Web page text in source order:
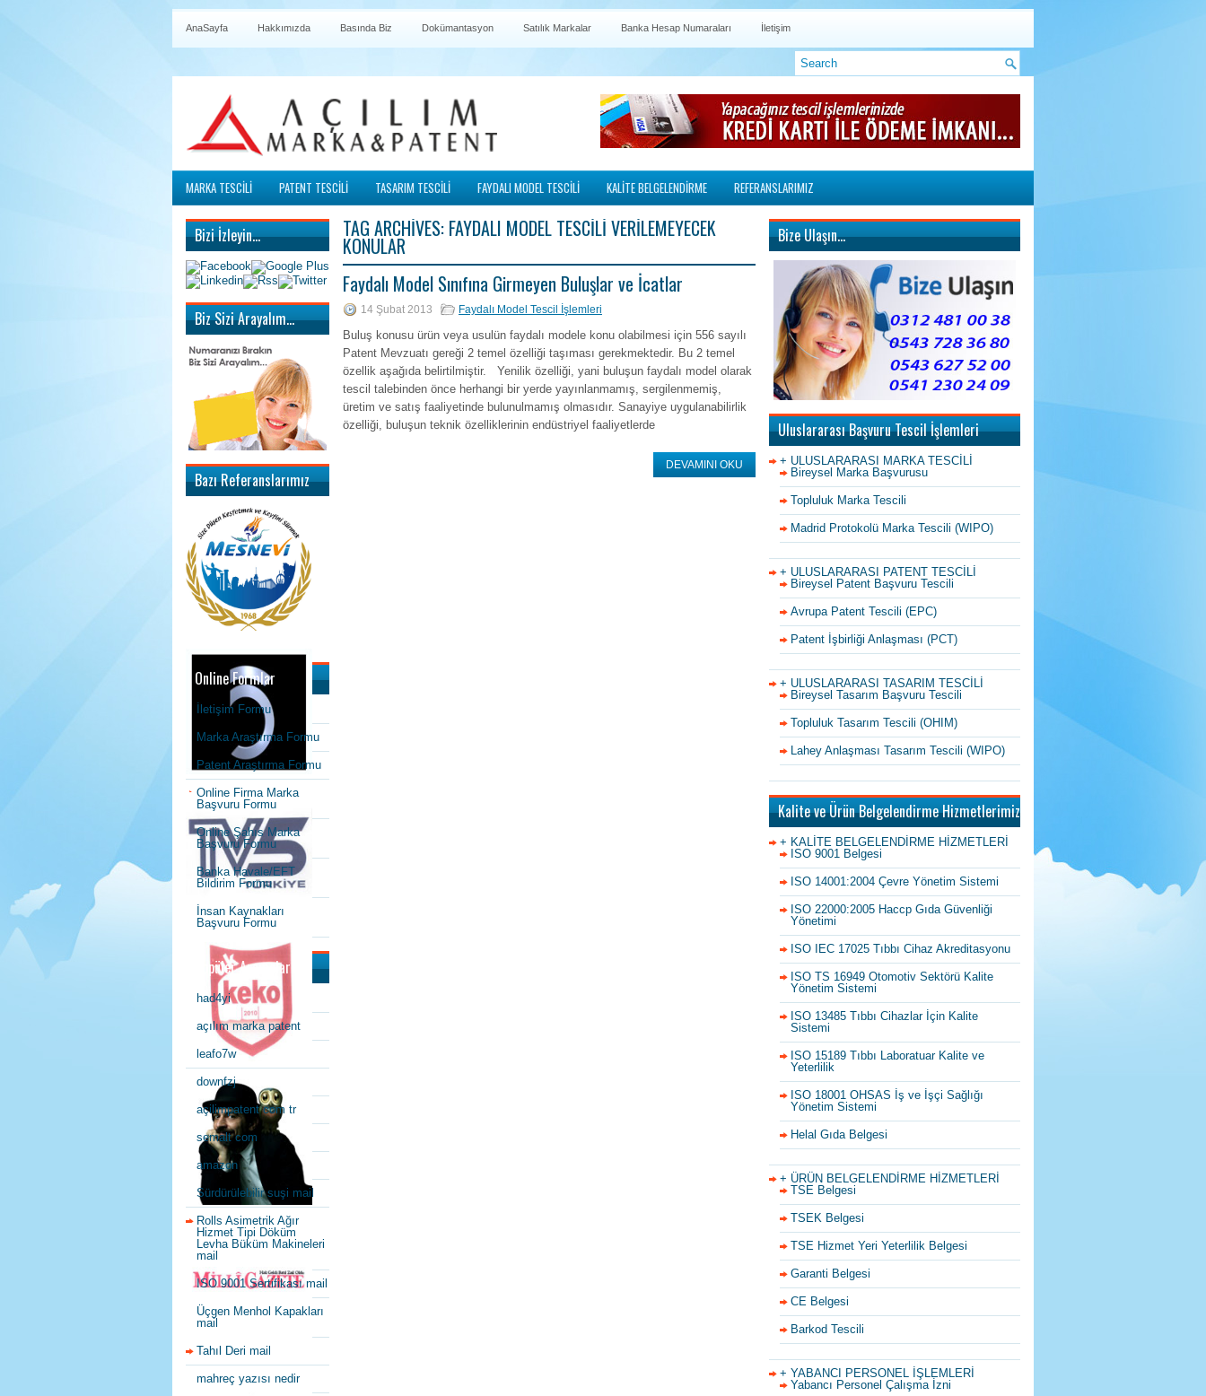
AnaSayfa Hakkımızda Basında Biz Dokümantasyon Satılık Markalar Banka Hesap Numaraları İletişim
MARKA TESCİLİ PATENT TESCİLİ TASARIM TESCİLİ FAYDALI MODEL TESCİLİ KALİTE BELGELENDİRME REFERANSLARIMIZ
TAG ARCHIVES: FAYDALI MODEL TESCILI VERILEMEYECEK
KONULAR
Faydalı Model Sınıfına Girmeyen Buluşlar ve İcatlar
14 Şubat 2013 Faydalı Model Tescil İşlemleri
Buluş konusu ürün veya usulün faydalı modele konu olabilmesi için 556 sayılı
Patent Mevzuatı gereği 2 temel özelliği taşıması gerekmektedir. Bu 2 temel
özellik aşağıda belirtilmiştir. Yenilik özelliği, yani buluşun faydalı model olarak
tescil talebinden önce herhangi bir yerde yayınlanmamış, sergilenmemiş,
üretim ve satış faaliyetinde bulunulmamış olmasıdır. Sanayiye uygulanabilirlik
özelliği, buluşun teknik özelliklerinin endüstriyel faaliyetlerde
DEVAMINI OKU
Bizi İzleyin…
Biz Sizi Arayalım…
Bazı Referanslarımız
Online Formlar
İletişim Formu
Marka Araştırma Formu
Patent Araştırma Formu
Online Firma Marka
Başvuru Formu
Online Şahıs Marka
Başvuru Formu
Banka Havale/EFT
Bildirim Formu
İnsan Kaynakları
Başvuru Formu
Popüler Aramalar
had4yi
açılım marka patent
leafo7w
downfzj
açilimpatent com tr
semalt com
amazon
Sürdürülebilir suşi mail
Rolls Asimetrik Ağır
Hizmet Tipi Döküm
Levha Büküm Makineleri
mail
ISO 9001 Sertifikası mail
Üçgen Menhol Kapakları
mail
Tahıl Deri mail
mahreç yazısı nedir
Bize Ulaşın…
Uluslararası Başvuru Tescil İşlemleri
+ ULUSLARARASI MARKA TESCİLİ
Bireysel Marka Başvurusu
Topluluk Marka Tescili
Madrid Protokolü Marka Tescili (WIPO)
+ ULUSLARARASI PATENT TESCİLİ
Bireysel Patent Başvuru Tescili
Avrupa Patent Tescili (EPC)
Patent İşbirliği Anlaşması (PCT)
+ ULUSLARARASI TASARIM TESCİLİ
Bireysel Tasarım Başvuru Tescili
Topluluk Tasarım Tescili (OHIM)
Lahey Anlaşması Tasarım Tescili (WIPO)
Kalite ve Ürün Belgelendirme Hizmetlerimiz
+ KALİTE BELGELENDİRME HİZMETLERİ
ISO 9001 Belgesi
ISO 14001:2004 Çevre Yönetim Sistemi
ISO 22000:2005 Haccp Gıda Güvenliği
Yönetimi
ISO IEC 17025 Tıbbı Cihaz Akreditasyonu
ISO TS 16949 Otomotiv Sektörü Kalite
Yönetim Sistemi
ISO 13485 Tıbbı Cihazlar İçin Kalite
Sistemi
ISO 15189 Tıbbı Laboratuar Kalite ve
Yeterlilik
ISO 18001 OHSAS İş ve İşçi Sağlığı
Yönetim Sistemi
Helal Gıda Belgesi
+ ÜRÜN BELGELENDİRME HİZMETLERİ
TSE Belgesi
TSEK Belgesi
TSE Hizmet Yeri Yeterlilik Belgesi
Garanti Belgesi
CE Belgesi
Barkod Tescili
+ YABANCI PERSONEL İŞLEMLERİ
Yabancı Personel Çalışma İzni